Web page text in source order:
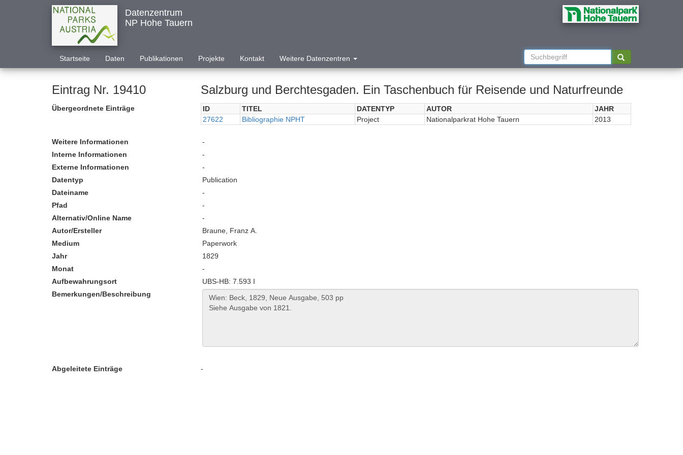
Datenzentrum
NP Hohe Tauern
Startseite Daten Publikationen Projekte Kontakt Weitere Datenzentren
Eintrag Nr. 19410 Salzburg und Berchtesgaden. Ein Taschenbuch für Reisende und Naturfreunde
Übergeordnete Einträge ID TITEL DATENTYP AUTOR
JAHR
27622
Bibliographie NPHT Project Nationalparkrat Hohe Tauern 2013
Weitere Informationen
-
Interne Informationen
-
Externe Informationen
-
Datentyp
Publication
Dateiname
-
Pfad
-
Alternativ/Online Name
-
Autor/Ersteller
Braune, Franz A.
Medium
Paperwork
Jahr
1829
Monat
-
Aufbewahrungsort
UBS-HB: 7.593 I
Bemerkungen/Beschreibung
Abgeleitete Einträge -